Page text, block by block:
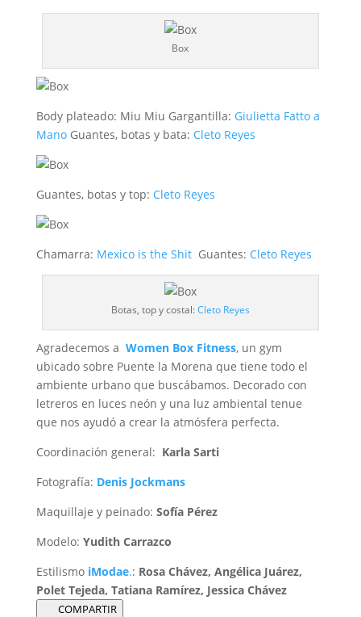
Box
Body plateado: Miu Miu Gargantilla: Giulietta Fatto a
ManoGuantes, botas y bata: Cleto Reyes
Guantes, botas y top: Cleto Reyes
Chamarra: Mexico is the Shit Guantes: Cleto Reyes
Botas, top y costal:Cleto Reyes
Agradecemos a Women Box Fitness, un gym
ubicado sobre Puente la Morena que tiene todo el
ambiente urbano que buscábamos. Decorado con
letreros en luces neón y una luz ambiental tenue
que nos ayudó a crear la atmósfera perfecta.
Coordinación general: Karla Sarti
Fotografía: Denis Jockmans
Maquillaje y peinado: Sofía Pérez
Modelo: Yudith Carrazco
Estilismo iModae.: Rosa Chávez, Angélica Juárez,
Polet Tejeda, Tatiana Ramírez, Jessica Chávez
COMPARTIR